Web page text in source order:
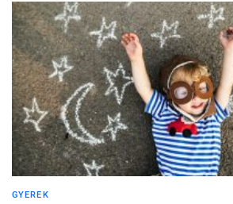
GYEREK